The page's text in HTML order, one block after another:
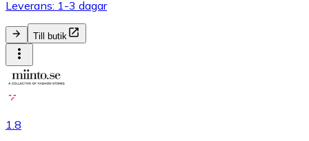
Leverans: 1-3 dagar
Till butik
1.8